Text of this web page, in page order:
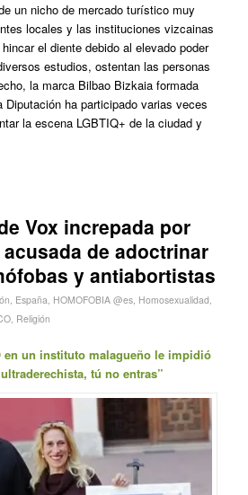
un nicho de mercado turístico muy
locales y las instituciones vizcainas
el diente debido al elevado poder
estudios, ostentan las personas
la marca Bilbao Bizkaia formada
ha participado varias veces
la escena LGBTIQ+ de la ciudad y
Vox increpada por
de adoctrinar
y antiabortistas
, España, HOMOFOBIA @es, Homosexualidad,
, Religión
en un instituto malagueño le impidió
tú no entras”